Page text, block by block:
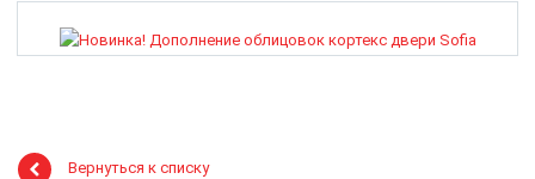
Вернуться к списку